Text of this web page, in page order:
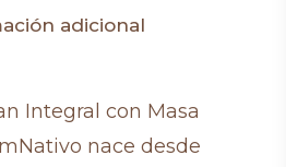
adicional
Integral con Masa
nace desde